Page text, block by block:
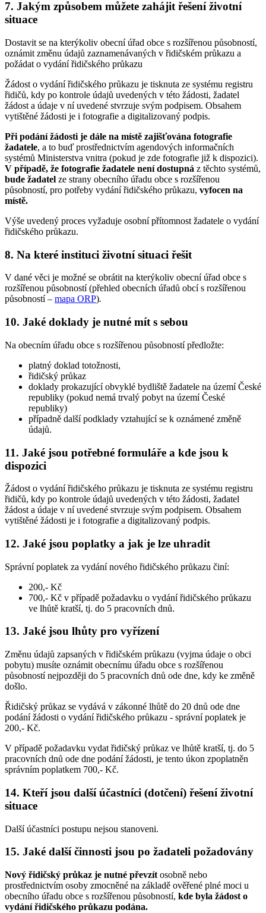
7. Jakým způsobem můžete zahájit řešení životní
situace
Dostavit se na kterýkoliv obecní úřad obce s rozšířenou působností,
oznámit změnu údajů zaznamenávaných v řidičském průkazu a
požádat o vydání řidičského průkazu
Žádost o vydání řidičského průkazu je tisknuta ze systému registru
řidičů, kdy po kontrole údajů uvedených v této žádosti, žadatel
žádost a údaje v ní uvedené stvrzuje svým podpisem. Obsahem
vytištěné žádosti je i fotografie a digitalizovaný podpis.
Při podání žádosti je dále na místě zajišťována fotografie
žadatele, a to buď prostřednictvím agendových informačních
systémů Ministerstva vnitra (pokud je zde fotografie již k dispozici).
V případě, že fotografie žadatele není dostupná z těchto systémů,
bude žadatel ze strany obecního úřadu obce s rozšířenou
působností, pro potřeby vydání řidičského průkazu, vyfocen na
místě.
Výše uvedený proces vyžaduje osobní přítomnost žadatele o vydání
řidičského průkazu.
8. Na které instituci životní situaci řešit
V dané věci je možné se obrátit na kterýkoliv obecní úřad obce s
rozšířenou působností (přehled obecních úřadů obcí s rozšířenou
působností – mapa ORP).
10. Jaké doklady je nutné mít s sebou
Na obecním úřadu obce s rozšířenou působností předložte:
platný doklad totožnosti,
řidičský průkaz
doklady prokazující obvyklé bydliště žadatele na území České
republiky (pokud nemá trvalý pobyt na území České
republiky)
případně další podklady vztahující se k oznámené změně
údajů.
11. Jaké jsou potřebné formuláře a kde jsou k
dispozici
Žádost o vydání řidičského průkazu je tisknuta ze systému registru
řidičů, kdy po kontrole údajů uvedených v této žádosti, žadatel
žádost a údaje v ní uvedené stvrzuje svým podpisem. Obsahem
vytištěné žádosti je i fotografie a digitalizovaný podpis.
12. Jaké jsou poplatky a jak je lze uhradit
Správní poplatek za vydání nového řidičského průkazu činí:
200,- Kč
700,- Kč v případě požadavku o vydání řidičského průkazu
ve lhůtě kratší, tj. do 5 pracovních dnů.
13. Jaké jsou lhůty pro vyřízení
Změnu údajů zapsaných v řidičském průkazu (vyjma údaje o obci
pobytu) musíte oznámit obecnímu úřadu obce s rozšířenou
působností nejpozději do 5 pracovních dnů ode dne, kdy ke změně
došlo.
Řidičský průkaz se vydává v zákonné lhůtě do 20 dnů ode dne
podání žádosti o vydání řidičského průkazu - správní poplatek je
200,- Kč.
V případě požadavku vydat řidičský průkaz ve lhůtě kratší, tj. do 5
pracovních dnů ode dne podání žádosti, je tento úkon zpoplatněn
správním poplatkem 700,- Kč.
14. Kteří jsou další účastníci (dotčení) řešení životní
situace
Další účastníci postupu nejsou stanoveni.
15. Jaké další činnosti jsou po žadateli požadovány
Nový řidičský průkaz je nutné převzít osobně nebo
prostřednictvím osoby zmocněné na základě ověřené plné moci u
obecního úřadu obce s rozšířenou působností, kde byla žádost o
vydání řidičského průkazu podána.